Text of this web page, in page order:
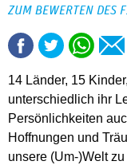
ZUM BEWERTEN DES
14 Länder, 15
unterschiedlich ihr
Persönlichkeiten
Hoffnungen und
unsere (Um-)Welt